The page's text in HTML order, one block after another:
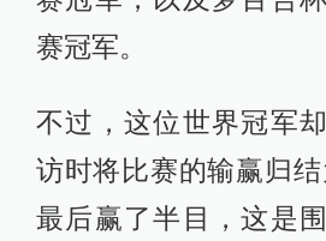
赛冠军。
不过，这位世界冠军
访时将比赛的输赢归
最后赢了半目，这是